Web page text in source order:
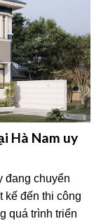
Hà Nam uy
đang chuyển
kế đến thi công
quá trình triển